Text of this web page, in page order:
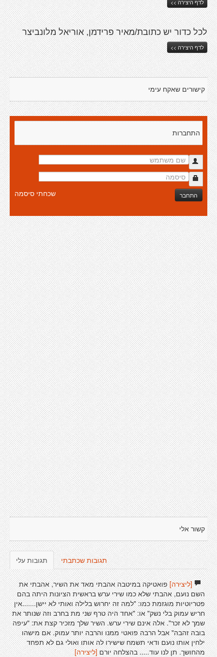
לדף היצירה >>
לכל כדור יש כתובת/מאיר פרידמן, אוריאל מלונביצר
לדף היצירה >>
קישורים שאקח עימי
התחברות
התחבר שכחתי סיסמה
קשור אלי
תגובות עלי תגובות שכתבתי
[ליצירה]פואטיקה במיטבה אהבתי מאד את השיר, אהבתי את
השם נועם, אהבתי שלא כמו שירי ערש בראשית הציונות היתה בהם
פטריוטיות מוגזמת כמו: "למה זה יחרוש בלילה ואותי לא יישן.......אין
חריש עמוק בלי נשק" או: "אחד היה טרף שני מת בחרב וזה שנותר את
שמך לא זכר". אלה אינם שירי ערש. השיר שלך מזכיר קצת את: "עיפה
בובה זהבה" אבל הרבה פואטי ממנו והרבה יותר עמוק. אם מישהו
ילחין אותו נועם ודאי תשמח שישירו לה אותו ואולי גם לא תפחד
מהחושך. תן לנו עוד..... בהצלחה יורם[ליצירה]